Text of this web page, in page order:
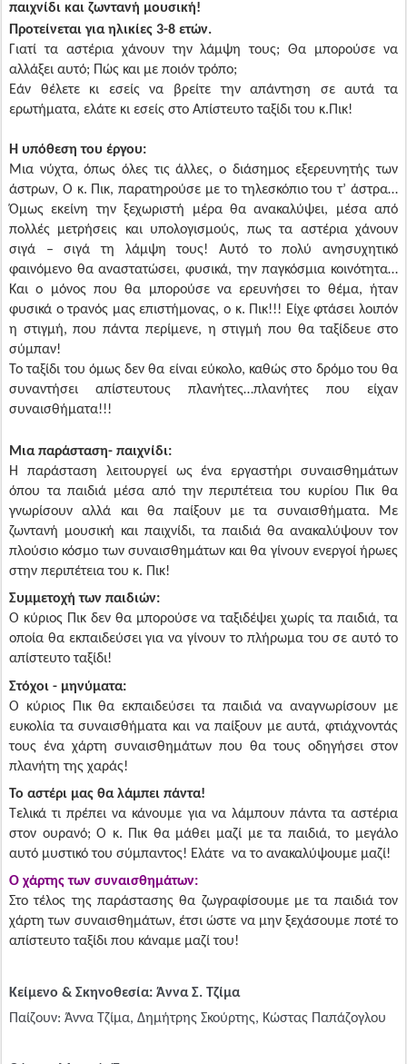
παιχνίδι και ζωντανή μουσική!
Προτείνεται για ηλικίες 3-8 ετών.
Γιατί τα αστέρια χάνουν την λάμψη τους; Θα μπορούσε να
αλλάξει αυτό; Πώς και με ποιόν τρόπο;
Εάν θέλετε κι εσείς να βρείτε την απάντηση σε αυτά τα
ερωτήματα, ελάτε κι εσείς στο Απίστευτο ταξίδι του κ.Πικ!
Η υπόθεση του έργου:
Μια νύχτα, όπως όλες τις άλλες, ο διάσημος εξερευνητής των
άστρων, Ο κ. Πικ, παρατηρούσε με το τηλεσκόπιο του τ’ άστρα…
Όμως εκείνη την ξεχωριστή μέρα θα ανακαλύψει, μέσα από
πολλές μετρήσεις και υπολογισμούς, πως τα αστέρια χάνουν
σιγά – σιγά τη λάμψη τους! Αυτό το πολύ ανησυχητικό
φαινόμενο θα αναστατώσει, φυσικά, την παγκόσμια κοινότητα…
Και ο μόνος που θα μπορούσε να ερευνήσει το θέμα, ήταν
φυσικά ο τρανός μας επιστήμονας, ο κ. Πικ!!! Είχε φτάσει λοιπόν
η στιγμή, που πάντα περίμενε, η στιγμή που θα ταξίδευε στο
σύμπαν!
Το ταξίδι του όμως δεν θα είναι εύκολο, καθώς στο δρόμο του θα
συναντήσει απίστευτους πλανήτες…πλανήτες που είχαν
συναισθήματα!!!
Μια παράσταση- παιχνίδι:
Η παράσταση λειτουργεί ως ένα εργαστήρι συναισθημάτων
όπου τα παιδιά μέσα από την περιπέτεια του κυρίου Πικ θα
γνωρίσουν αλλά και θα παίξουν με τα συναισθήματα. Με
ζωντανή μουσική και παιχνίδι, τα παιδιά θα ανακαλύψουν τον
πλούσιο κόσμο των συναισθημάτων και θα γίνουν ενεργοί ήρωες
στην περιπέτεια του κ. Πικ!
Συμμετοχή των παιδιών:
Ο κύριος Πικ δεν θα μπορούσε να ταξιδέψει χωρίς τα παιδιά, τα
οποία θα εκπαιδεύσει για να γίνουν το πλήρωμα του σε αυτό το
απίστευτο ταξίδι!
Στόχοι - μηνύματα:
Ο κύριος Πικ θα εκπαιδεύσει τα παιδιά να αναγνωρίσουν με
ευκολία τα συναισθήματα και να παίξουν με αυτά, φτιάχνοντάς
τους ένα χάρτη συναισθημάτων που θα τους οδηγήσει στον
πλανήτη της χαράς!
Το αστέρι μας θα λάμπει πάντα!
Τελικά τι πρέπει να κάνουμε για να λάμπουν πάντα τα αστέρια
στον ουρανό; Ο κ. Πικ θα μάθει μαζί με τα παιδιά, το μεγάλο
αυτό μυστικό του σύμπαντος! Ελάτε να το ανακαλύψουμε μαζί!
Ο χάρτης των συναισθημάτων:
Στο τέλος της παράστασης θα ζωγραφίσουμε με τα παιδιά τον
χάρτη των συναισθημάτων, έτσι ώστε να μην ξεχάσουμε ποτέ το
απίστευτο ταξίδι που κάναμε μαζί του!
Κείμενο & Σκηνοθεσία: Άννα Σ. Τζίμα
Παίζουν: Άννα Τζίμα, Δημήτρης Σκούρτης, Κώστας Παπάζογλου